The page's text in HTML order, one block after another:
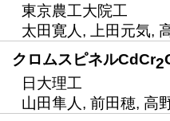
東京農工大院工
太田寛人, 上田元気,
クロムスピネルCdCr2
日大理工
山田隼人, 前田穂, 高